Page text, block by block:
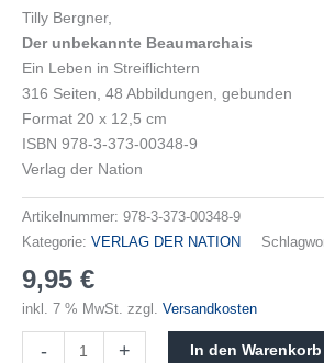
Tilly Bergner,
Der unbekannte Beaumarchais
Ein Leben in Streiflichtern
316 Seiten, 48 Abbildungen, gebunden
Format 20 x 12,5 cm
ISBN 978-3-373-00348-9
Verlag der Nation
Artikelnummer: 978-3-373-00348-9
Kategorie: VERLAG DER NATION
9,95 €
inkl. 7 % MwSt. zzgl. Versandkosten
- + In den Warenkorb